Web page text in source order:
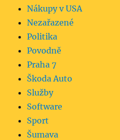
Nákupy v USA
Nezařazené
Politika
Povodně
Praha 7
Škoda Auto
Služby
Software
Sport
Šumava